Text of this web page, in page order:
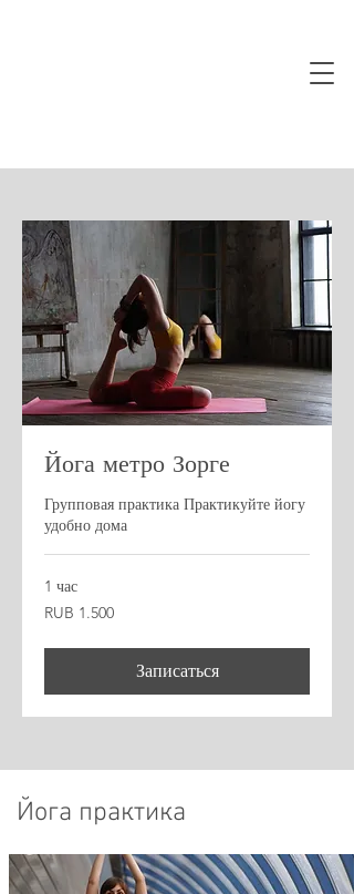
Йога метро Зорге
Групповая практика Практикуйте йогу
удобно дома
1 час
1.500
Russische
RUB 1.500
Записаться
Йога практика